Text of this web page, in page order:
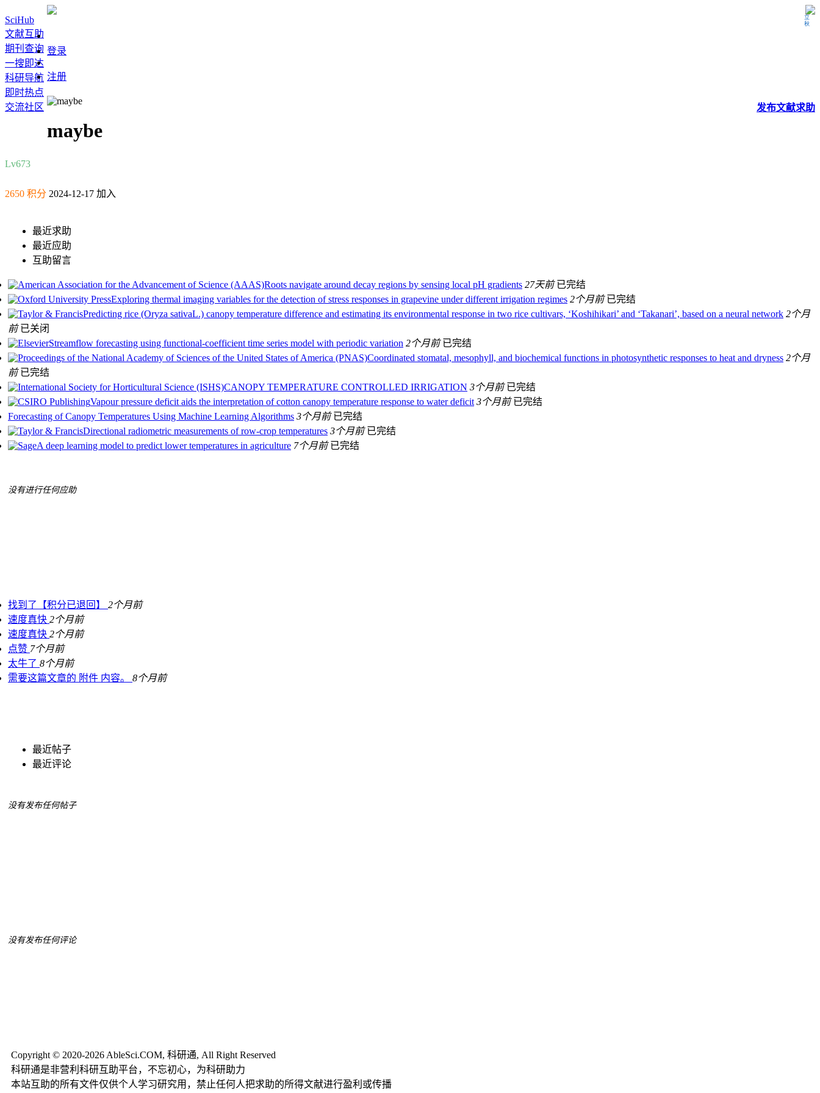
立秋
SciHub
文献互助
期刊查询
一搜即达
科研导航
即时热点
交流社区
登录
注册
发布文献求助
maybe
Lv673
2650 积分 2024-12-17 加入
最近求助
最近应助
互助留言
Roots navigate around decay regions by sensing local pH gradients 27天前 已完结
Exploring thermal imaging variables for the detection of stress responses in grapevine under different irrigation regimes 2个月前 已完结
Predicting rice (Oryza sativaL.) canopy temperature difference and estimating its environmental response in two rice cultivars, ‘Koshihikari’ and ‘Takanari’, based on a neural network 2个月
前 已关闭
Streamflow forecasting using functional-coefficient time series model with periodic variation 2个月前 已完结
Coordinated stomatal, mesophyll, and biochemical functions in photosynthetic responses to heat and dryness 2个月
前 已完结
CANOPY TEMPERATURE CONTROLLED IRRIGATION 3个月前 已完结
Vapour pressure deficit aids the interpretation of cotton canopy temperature response to water deficit 3个月前 已完结
Forecasting of Canopy Temperatures Using Machine Learning Algorithms 3个月前 已完结
Directional radiometric measurements of row-crop temperatures 3个月前 已完结
A deep learning model to predict lower temperatures in agriculture 7个月前 已完结
没有进行任何应助
找到了【积分已退回】 2个月前
速度真快 2个月前
速度真快 2个月前
点赞 7个月前
太牛了 8个月前
需要这篇文章的 附件 内容。 8个月前
最近帖子
最近评论
没有发布任何帖子
没有发布任何评论
Copyright © 2020-2026 AbleSci.COM, 科研通, All Right Reserved
科研通是非营利科研互助平台，不忘初心，为科研助力
本站互助的所有文件仅供个人学习研究用，禁止任何人把求助的所得文献进行盈利或传播